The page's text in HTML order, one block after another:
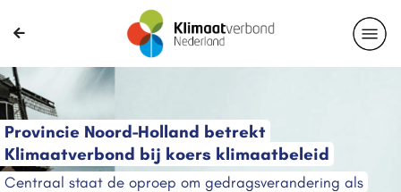
Provincie Noord-Holland betrekt
Klimaatverbond bij koers klimaatbeleid
Centraal staat de oproep om gedragsverandering als